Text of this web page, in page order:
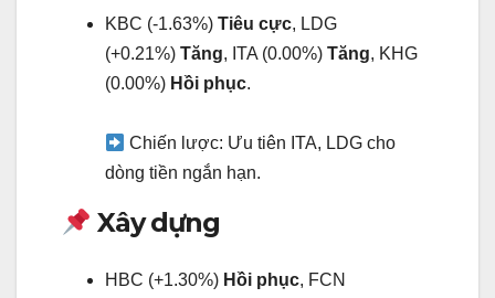
KBC (-1.63%) Tiêu cực, LDG
(+0.21%) Tăng, ITA (0.00%) Tăng, KHG
(0.00%) Hồi phục.
Chiến lược: Ưu tiên ITA, LDG cho
dòng tiền ngắn hạn.
Xây dựng
HBC (+1.30%) Hồi phục, FCN